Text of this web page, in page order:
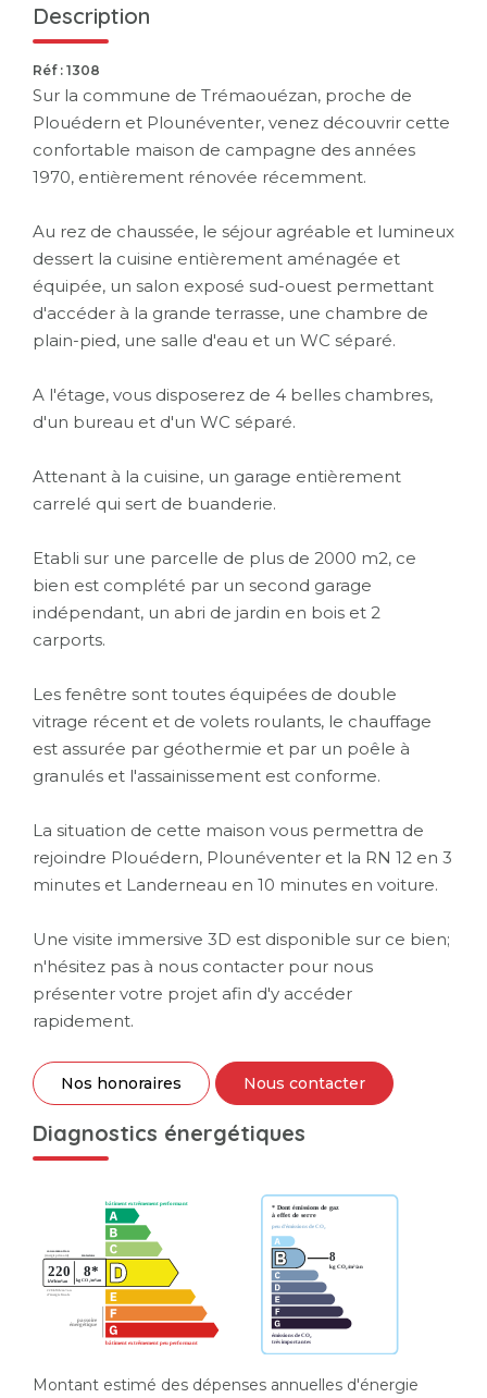
Description
Réf : 1308
Sur la commune de Trémaouézan, proche de
Plouédern et Plounéventer, venez découvrir cette
confortable maison de campagne des années
1970, entièrement rénovée récemment.
Au rez de chaussée, le séjour agréable et lumineux
dessert la cuisine entièrement aménagée et
équipée, un salon exposé sud-ouest permettant
d'accéder à la grande terrasse, une chambre de
plain-pied, une salle d'eau et un WC séparé.
A l'étage, vous disposerez de 4 belles chambres,
d'un bureau et d'un WC séparé.
Attenant à la cuisine, un garage entièrement
carrelé qui sert de buanderie.
Etabli sur une parcelle de plus de 2000 m2, ce
bien est complété par un second garage
indépendant, un abri de jardin en bois et 2
carports.
Les fenêtre sont toutes équipées de double
vitrage récent et de volets roulants, le chauffage
est assurée par géothermie et par un poêle à
granulés et l'assainissement est conforme.
La situation de cette maison vous permettra de
rejoindre Plouédern, Plounéventer et la RN 12 en 3
minutes et Landerneau en 10 minutes en voiture.
Une visite immersive 3D est disponible sur ce bien;
n'hésitez pas à nous contacter pour nous
présenter votre projet afin d'y accéder
rapidement.
Nos honoraires Nous contacter
Diagnostics énergétiques
Montant estimé des dépenses annuelles d'énergie